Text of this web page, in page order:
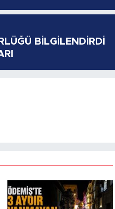
BİLGİLENDİRDİ